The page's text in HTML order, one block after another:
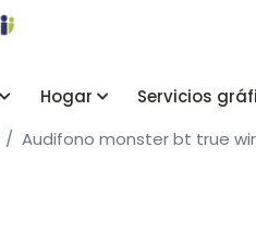
Hogar
Servicios
Audifono monster bt true